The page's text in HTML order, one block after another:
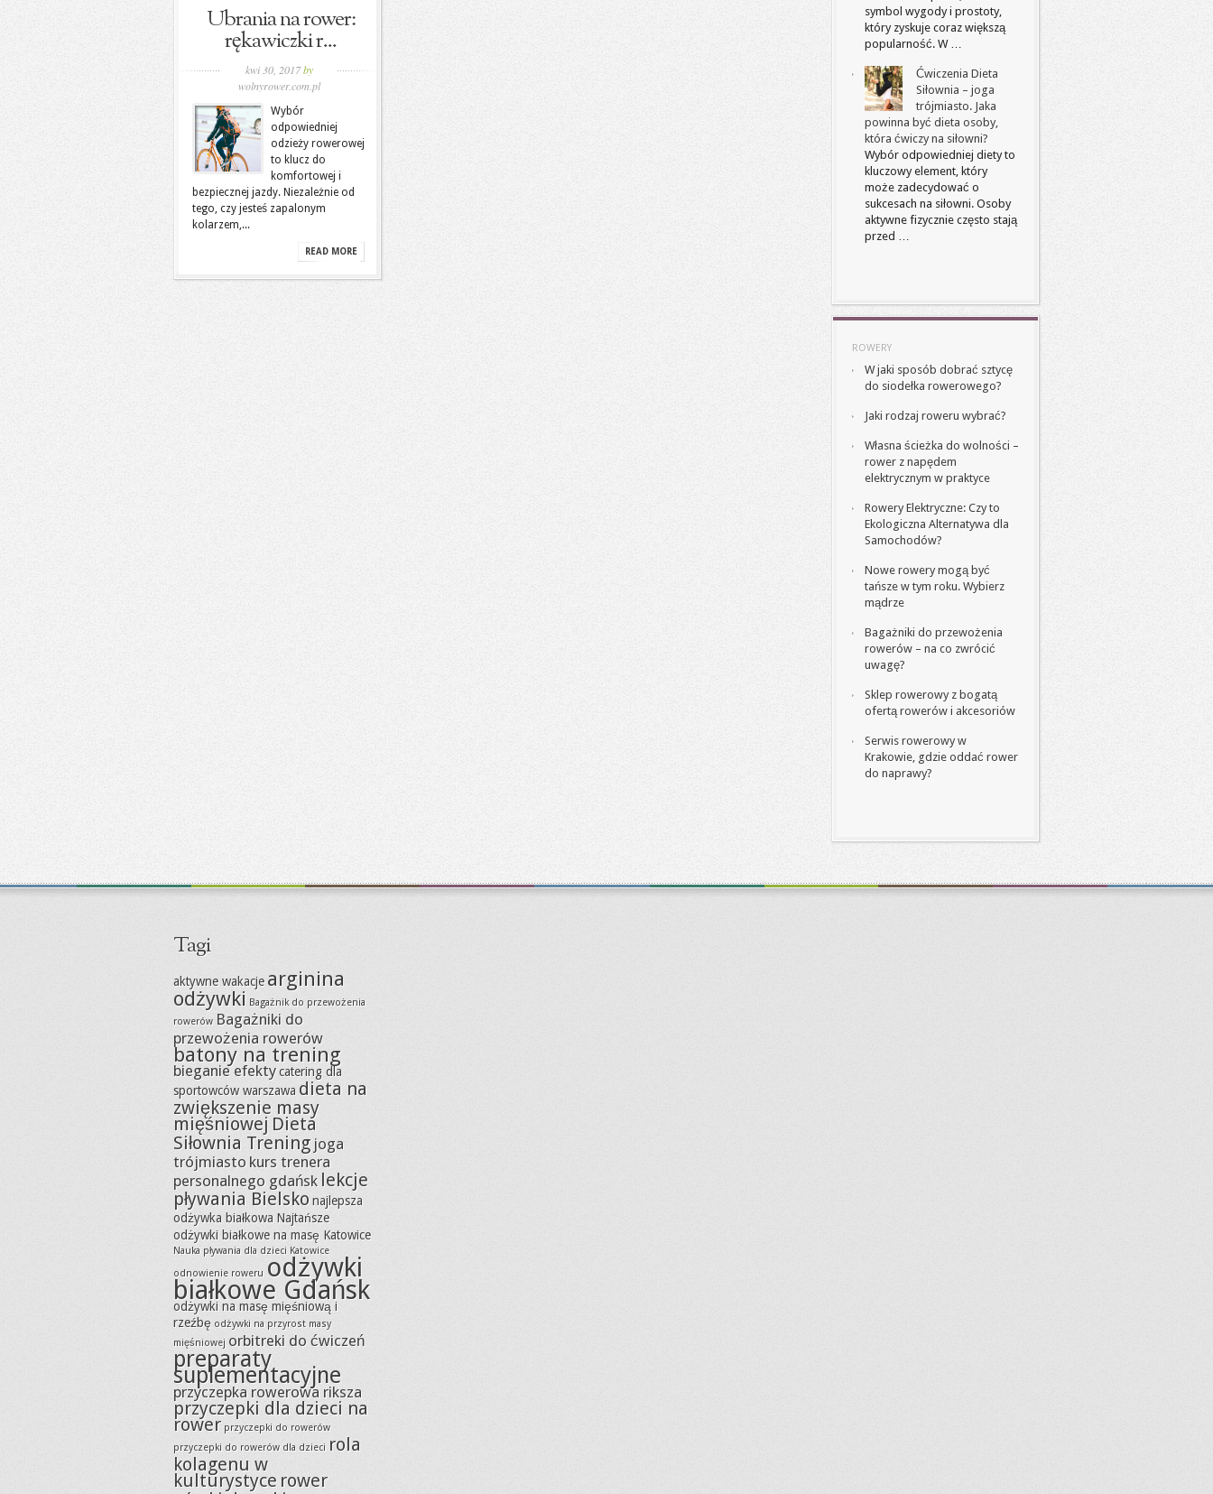
Ubrania na rower:
rękawiczki r...
kwi 30, 2017by
wolnyrower.com.pl
Wybór
odpowiedniej
odzieży rowerowej
to klucz do
komfortowej i
bezpiecznej jazdy. Niezależnie od
tego, czy jesteś zapalonym
kolarzem,...
READ MORE
symbol wygody i prostoty,
który zyskuje coraz większą
popularność. W …
Ćwiczenia Dieta
Siłownia – joga
trójmiasto. Jaka
powinna być dieta osoby,
która ćwiczy na siłowni?
Wybór odpowiedniej diety to
kluczowy element, który
może zadecydować o
sukcesach na siłowni. Osoby
aktywne fizycznie często stają
przed …
ROWERY
W jaki sposób dobrać sztycę
do siodełka rowerowego?
Jaki rodzaj roweru wybrać?
Własna ścieżka do wolności –
rower z napędem
elektrycznym w praktyce
Rowery Elektryczne: Czy to
Ekologiczna Alternatywa dla
Samochodów?
Nowe rowery mogą być
tańsze w tym roku. Wybierz
mądrze
Bagażniki do przewożenia
rowerów – na co zwrócić
uwagę?
Sklep rowerowy z bogatą
ofertą rowerów i akcesoriów
Serwis rowerowy w
Krakowie, gdzie oddać rower
do naprawy?
Tagi
aktywne wakacje arginina
odżywki Bagażnik do przewożenia
rowerów Bagażniki do
przewożenia rowerów
batony na trening
bieganie efektycatering dla
sportowców warszawa dieta na
zwiększenie masy
mięśniowej Dieta
Siłownia Trening joga
trójmiasto kurs trenera
personalnego gdańsk lekcje
pływania Bielskonajlepsza
odżywka białkowa Najtańsze
odżywki białkowe na masę Katowice
Nauka pływania dla dzieci Katowice
odnowienie roweru odżywki
białkowe Gdańsk
odżywki na masę mięśniową i
rzeźbę odżywki na przyrost masy
mięśniowej orbitreki do ćwiczeń
preparaty
suplementacyjne
przyczepka rowerowa riksza
przyczepki dla dzieci na
rower przyczepki do rowerów
przyczepki do rowerów dla dzieci rola
kolagenu w
kulturystyce rower